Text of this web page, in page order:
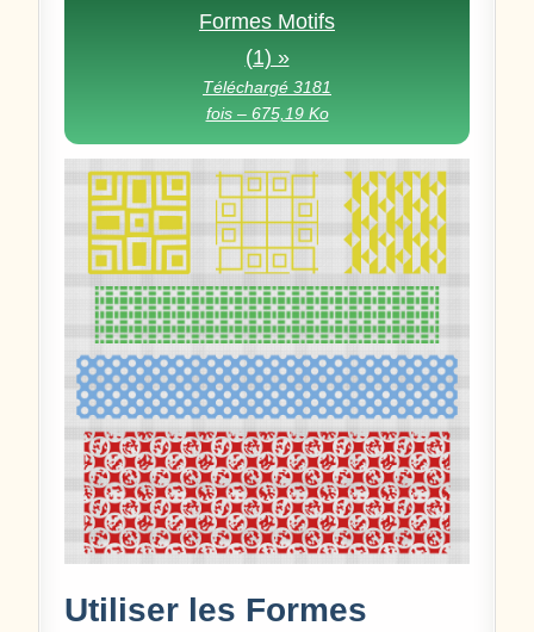
Formes Motifs
(1) »
Téléchargé 3181
fois – 675,19 Ko
Utiliser les Formes